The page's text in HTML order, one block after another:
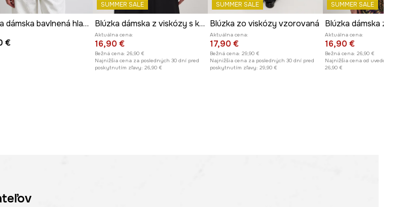
Blúzka dámska bavlnená hladká
€
SUMMER SALE
Blúzka dámska z viskózy s kvetmi
Aktuálna cena:
16,90 €
Bežná cena: 26,90 €
Najnižšia cena za posledných 30 dní pred
poskytnutím zľavy: 26,90 €
SUMMER SALE
Blúzka zo viskózy vzorovaná
Aktuálna cena:
17,90 €
Bežná cena: 29,90 €
Najnižšia cena za posledných 30 dní pred
poskytnutím zľavy: 29,90 €
SUMMER SALE
Blúzka dámska z
Aktuálna cena:
16,90 €
Bežná cena: 26,90 €
Najnižšia cena od uvedenia do
26,90 €